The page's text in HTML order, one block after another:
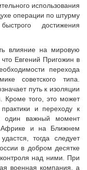
использования
операции по штурму
достижения
влияние на мировую
Евгений Пригожин в
перехода
советского типа.
путь к изоляции
Кроме того, это может
и переходу к
один важный момент
Африке и на Ближнем
тогда следует
в добром десятке
над ними. При
военная компания, а